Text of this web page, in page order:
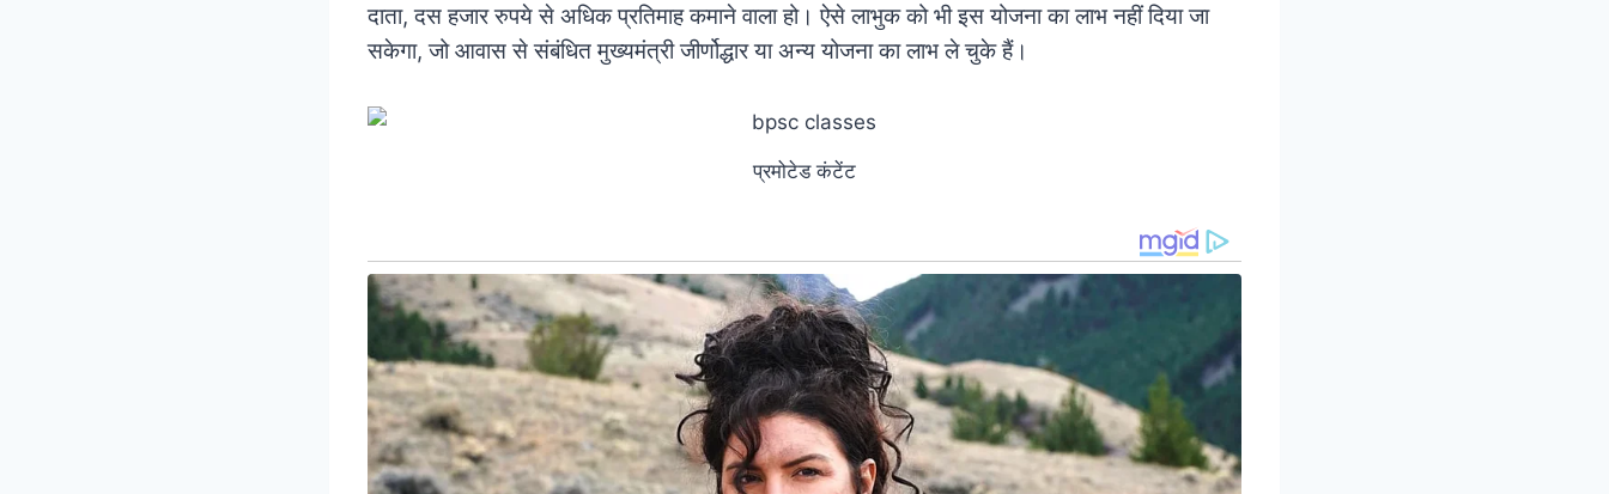
दाता, दस हजार रुपये से अधिक प्रतिमाह कमाने वाला हो। ऐसे लाभुक को भी इस योजना का लाभ नहीं दिया जा
सकेगा, जो आवास से संबंधित मुख्यमंत्री जीर्णोद्धार या अन्य योजना का लाभ ले चुके हैं।
प्रमोटेड कंटेंट